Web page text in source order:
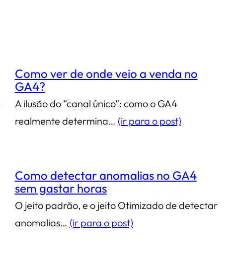
Como ver de onde veio a venda no
GA4?
A ilusão do “canal único”: como o GA4
realmente determina… (ir para o post)
Como detectar anomalias no GA4
sem gastar horas
O jeito padrão, e o jeito Otimizado de detectar
anomalias… (ir para o post)